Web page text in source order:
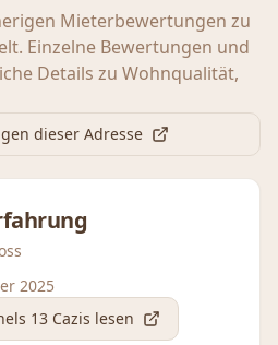
Mieterbewertungen zu
Einzelne Bewertungen und
Details zu Wohnqualität,
dieser Adresse
2025
13 Cazis lesen